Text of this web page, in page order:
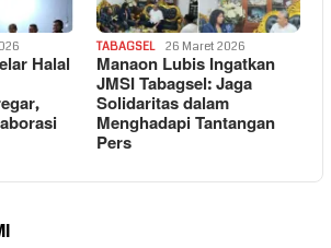
Halal
TABAGSEL 26 Maret 2026
Manaon Lubis Ingatkan
JMSI Tabagsel: Jaga
Solidaritas dalam
Menghadapi Tantangan
Pers